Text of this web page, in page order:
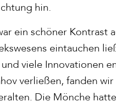
hin.
ein schöner Kontrast
eintauchen
viele Innovationen
verließen, fanden
Die Mönche